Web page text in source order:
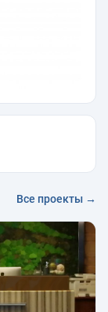
Все проекты →